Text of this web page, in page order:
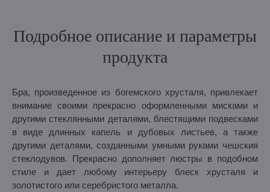
Подробное описание и параметры
продукта
Бра, произведенное из богемского хрусталя, привлекает
внимание своими прекрасно оформленными мисками и
другими стеклянными деталями, блестящими подвесками
в виде длинных капель и дубовых листьев, а также
другими деталями, созданными умными руками чешския
стеклодувов. Прекрасно дополняет люстры в подобном
стиле и дает любому интерьеру блеск хрусталя и
золотистого или серебристого металла.